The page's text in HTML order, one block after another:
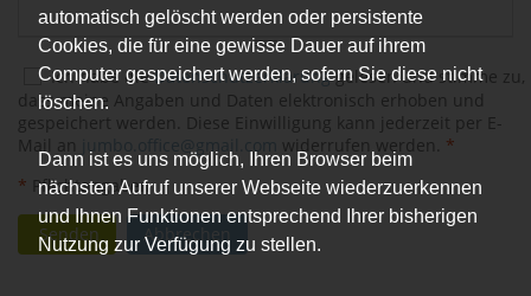
automatisch gelöscht werden oder persistente
Cookies, die für eine gewisse Dauer auf ihrem
Computer gespeichert werden, sofern Sie diese nicht
löschen.
Dann ist es uns möglich, Ihren Browser beim
nächsten Aufruf unserer Webseite wiederzuerkennen
und Ihnen Funktionen entsprechend Ihrer bisherigen
Nutzung zur Verfügung zu stellen.
Ich habe dieDatenschutzerklärunggelesen und stimme zu,
dass meine Angaben und Daten elektronisch erhoben und
gespeichert werden. Diese Einwilligung kann jederzeit per E-
Mail an
widerrufen werden. *
* Pflichtangaben
Senden Abbrechen